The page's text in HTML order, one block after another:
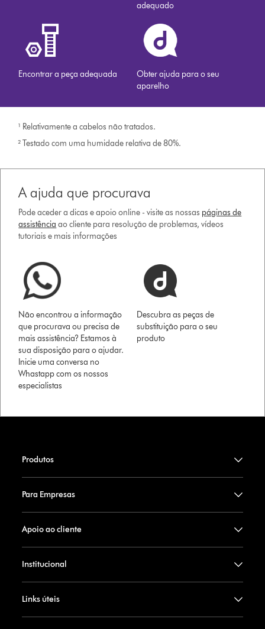
adequado
Encontrar a peça adequada
Obter ajuda para o seu
aparelho
¹ Relativamente a cabelos não tratados.
² Testado com uma humidade relativa de 80%.
A ajuda que procurava
Pode aceder a dicas e apoio online - visite as nossas páginas de
assistência ao cliente para resolução de problemas, vídeos
tutoriais e mais informações
Não encontrou a informação
que procurava ou precisa de
mais assistência? Estamos à
sua disposição para o ajudar.
Inicie uma conversa no
Whastapp com os nossos
especialistas
Descubra as peças de
substituição para o seu
produto
Produtos
Para Empresas
Apoio ao cliente
Institucional
Links úteis